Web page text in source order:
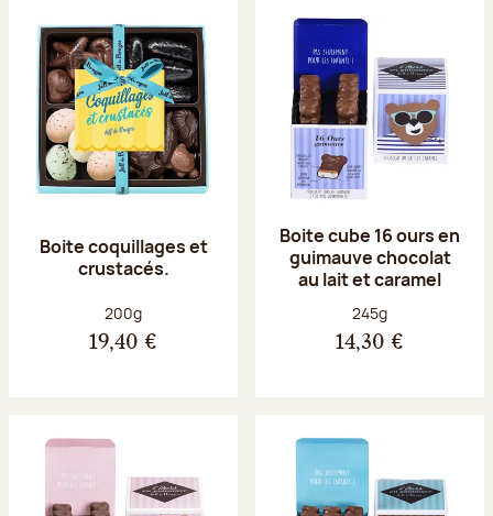
Boite coquillages et
crustacés.
Poids net :
200g
19,40 €
Boite cube 16 ours en
guimauve chocolat
au lait et caramel
Poids net :
245g
14,30 €